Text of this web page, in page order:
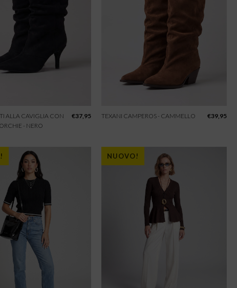
ALLA CAVIGLIA CON
- NERO
€37,95 TEXANI CAMPEROS - CAMMELLO €39,95
NUOVO!